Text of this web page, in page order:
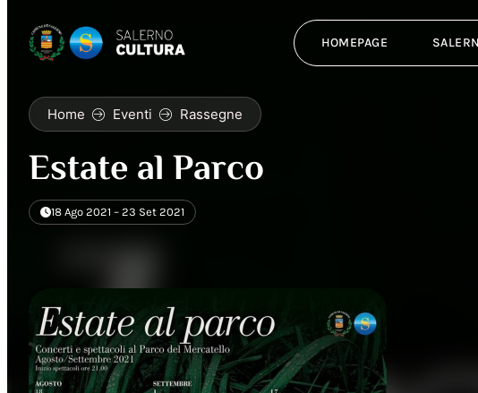
HOMEPAGE
Home Eventi Rassegne
Estate al Parco
18 Ago 2021 – 23 Set 2021